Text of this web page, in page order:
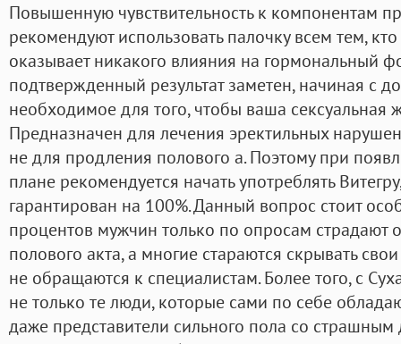
Повышенную чувствительность к компонентам
рекомендуют использовать палочку всем тем,
оказывает никакого влияния на гормональный
подтвержденный результат заметен, начиная с
необходимое для того, чтобы ваша сексуальная
Предназначен для лечения эректильных
не для продления полового а. Поэтому при
плане рекомендуется начать употреблять
гарантирован на 100%. Данный вопрос стоит
процентов мужчин только по опросам страдают
полового акта, а многие стараются скрывать
не обращаются к специалистам. Более того, с
не только те люди, которые сами по себе
даже представители сильного пола со